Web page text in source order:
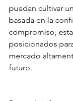
puedan cultivar
basada en la
compromiso,
posicionados
mercado
futuro.